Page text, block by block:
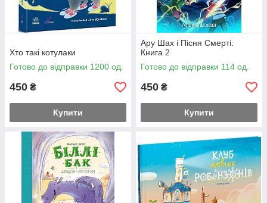
Хто такі котулаки
Готово до відправки 1200 од.
450 ₴
Купити
Ару Шах і Пісня Смерті.
Книга 2
Готово до відправки 114 од.
450 ₴
Купити